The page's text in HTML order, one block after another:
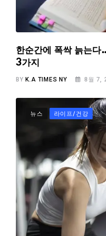
한순간에 폭싹 늙는다
3가지
BY K.A TIMES NY 8월 7,
뉴스 라이프/건강